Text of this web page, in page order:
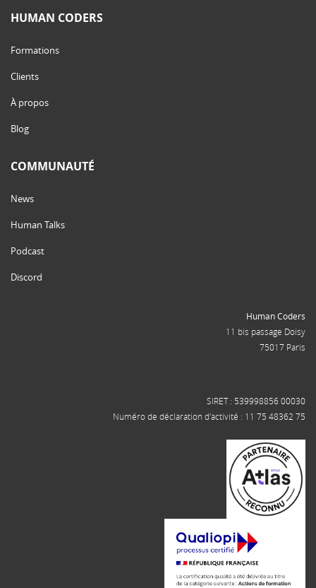
HUMAN CODERS
Formations
Clients
À propos
Blog
COMMUNAUTÉ
News
Human Talks
Podcast
Discord
Human Coders
11 bis passage Doisy
75017 Paris
SIRET : 539998856 00030
Numéro de déclaration d'activité : 11 75 48362 75